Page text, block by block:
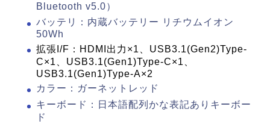
Bluetooth v5.0）
バッテリ：内蔵バッテリー リチウムイオン
50Wh
拡張I/F：HDMI出力×1、USB3.1(Gen2)Type-
C×1、USB3.1(Gen1)Type-C×1、
USB3.1(Gen1)Type-A×2
カラー：ガーネットレッド
キーボード：日本語配列かな表記ありキーボー
ド